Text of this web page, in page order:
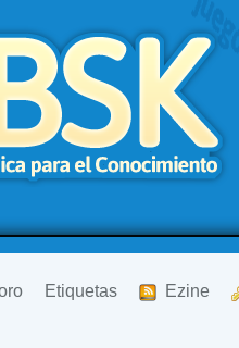
Etiquetas Ezine